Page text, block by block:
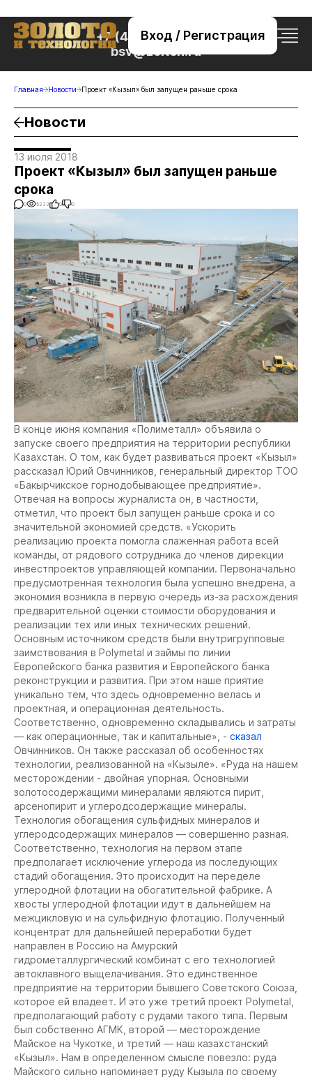
Вход / Регистрация
+7 (495) 221-76-32
bsv@zolteh.ru
Главная Новости Проект «Кызыл» был запущен раньше срока
Новости
13 июля 2018
Проект «Кызыл» был запущен раньше
срока
0 5233 0 0
В конце июня компания «Полиметалл» объявила о
запуске своего предприятия на территории республики
Казахстан. О том, как будет развиваться проект «Кызыл»
рассказал Юрий Овчинников, генеральный директор ТОО
«Бакырчикское горнодобывающее предприятие».
Отвечая на вопросы журналиста он, в частности,
отметил, что проект был запущен раньше срока и со
значительной экономией средств. «Ускорить
реализацию проекта помогла слаженная работа всей
команды, от рядового сотрудника до членов дирекции
инвестпроектов управляющей компании. Первоначально
предусмотренная технология была успешно внедрена, а
экономия возникла в первую очередь из-за расхождения
предварительной оценки стоимости оборудования и
реализации тех или иных технических решений.
Основным источником средств были внутригрупповые
заимствования в Polymetal и займы по линии
Европейского банка развития и Европейского банка
реконструкции и развития. При этом наше приятие
уникально тем, что здесь одновременно велась и
проектная, и операционная деятельность.
Соответственно, одновременно складывались и затраты
— как операционные, так и капитальные», - сказал
Овчинников. Он также рассказал об особенностях
технологии, реализованной на «Кызыле». «Руда на нашем
месторождении - двойная упорная. Основными
золотосодержащими минералами являются пирит,
арсенопирит и углеродсодержащие минералы.
Технология обогащения сульфидных минералов и
углеродсодержащих минералов — совершенно разная.
Соответственно, технология на первом этапе
предполагает исключение углерода из последующих
стадий обогащения. Это происходит на переделе
углеродной флотации на обогатительной фабрике. А
хвосты углеродной флотации идут в дальнейшем на
межцикловую и на сульфидную флотацию. Полученный
концентрат для дальнейшей переработки будет
направлен в Россию на Амурский
гидрометаллургический комбинат с его технологией
автоклавного выщелачивания. Это единственное
предприятие на территории бывшего Советского Союза,
которое ей владеет. И это уже третий проект Polymetal,
предполагающий работу с рудами такого типа. Первым
был собственно АГМК, второй — месторождение
Майское на Чукотке, и третий — наш казахстанский
«Кызыл». Нам в определенном смысле повезло: руда
Майского сильно напоминает руду Кызыла по своему